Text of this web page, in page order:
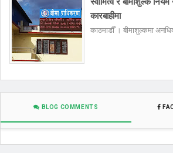
कारबाहीमा
काठमाडौँ । बीमाशुल्कमा
BLOG COMMENTS